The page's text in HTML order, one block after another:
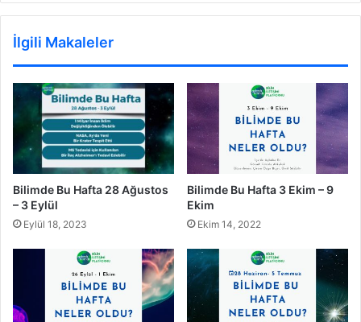
İlgili Makaleler
Bilimde Bu Hafta 28 Ağustos
– 3 Eylül
Eylül 18, 2023
Bilimde Bu Hafta 3 Ekim – 9
Ekim
Ekim 14, 2022